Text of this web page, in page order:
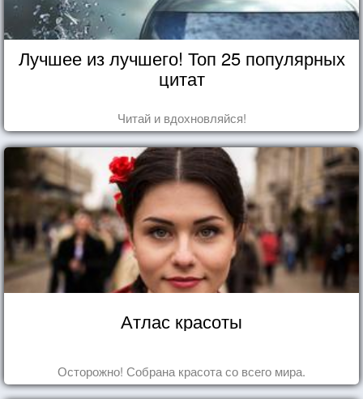
Лучшее из лучшего! Топ 25 популярных
цитат
Читай и вдохновляйся!
Атлас красоты
Осторожно! Собрана красота со всего мира.